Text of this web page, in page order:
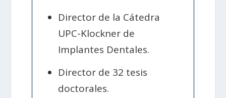
Director de la Cátedra
UPC-Klockner de
Implantes Dentales.
Director de 32 tesis
doctorales.